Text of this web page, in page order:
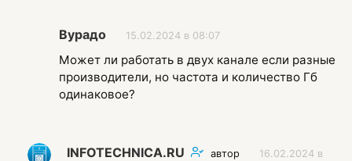
Вурадо 15.02.2024 в 08:07
Может ли работать в двух канале если разные
производители, но частота и количество Гб
одинаковое?
INFOTECHNICA.RU автор
16.02.2024 в